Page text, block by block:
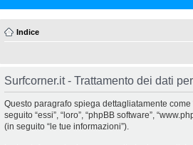
Indice
Surfcorner.it - Trattamento dei dati
Questo paragrafo spiega dettagliatamente come
seguito “essi”, “loro”, “phpBB software”,
(in seguito “le tue informazioni”).